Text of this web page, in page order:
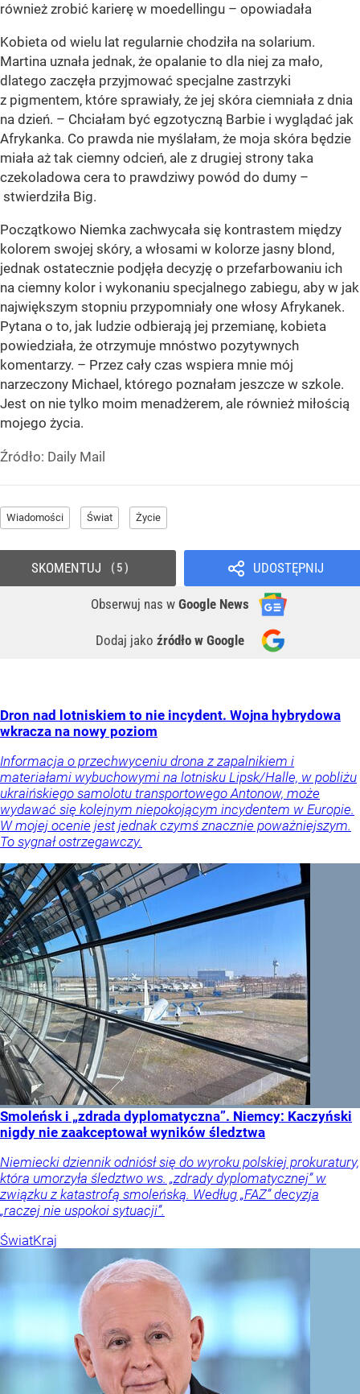
również zrobić karierę w moedellingu – opowiadała
Kobieta od wielu lat regularnie chodziła na solarium.
Martina uznała jednak, że opalanie to dla niej za mało,
dlatego zaczęła przyjmować specjalne zastrzyki
z pigmentem, które sprawiały, że jej skóra ciemniała z dnia
na dzień. – Chciałam być egzotyczną Barbie i wyglądać jak
Afrykanka. Co prawda nie myślałam, że moja skóra będzie
miała aż tak ciemny odcień, ale z drugiej strony taka
czekoladowa cera to prawdziwy powód do dumy –
stwierdziła Big.
Początkowo Niemka zachwycała się kontrastem między
kolorem swojej skóry, a włosami w kolorze jasny blond,
jednak ostatecznie podjęła decyzję o przefarbowaniu ich
na ciemny kolor i wykonaniu specjalnego zabiegu, aby w jak
największym stopniu przypomniały one włosy Afrykanek.
Pytana o to, jak ludzie odbierają jej przemianę, kobieta
powiedziała, że otrzymuje mnóstwo pozytywnych
komentarzy. – Przez cały czas wspiera mnie mój
narzeczony Michael, którego poznałam jeszcze w szkole.
Jest on nie tylko moim menadżerem, ale również miłością
mojego życia.
Źródło: Daily Mail
Wiadomości Świat Życie
UDOSTĘPNIJ
Obserwuj nas w Google News
Dodaj jako źródło w Google
SKOMENTUJ 5
Dron nad lotniskiem to nie incydent. Wojna hybrydowa
wkracza na nowy poziom
Informacja o przechwyceniu drona z zapalnikiem i
materiałami wybuchowymi na lotnisku Lipsk/Halle, w pobliżu
ukraińskiego samolotu transportowego Antonow, może
wydawać się kolejnym niepokojącym incydentem w Europie.
W mojej ocenie jest jednak czymś znacznie poważniejszym.
To sygnał ostrzegawczy.
Smoleńsk i „zdrada dyplomatyczna”. Niemcy: Kaczyński
nigdy nie zaakceptował wyników śledztwa
Niemiecki dziennik odniósł się do wyroku polskiej prokuratury,
która umorzyła śledztwo ws. „zdrady dyplomatycznej” w
związku z katastrofą smoleńską. Według „FAZ” decyzja
„raczej nie uspokoi sytuacji”.
ŚwiatKraj